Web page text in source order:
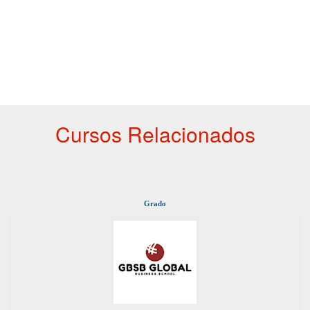
Cursos Relacionados
Grado